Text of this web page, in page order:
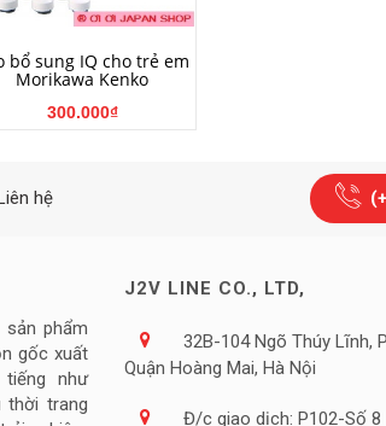
MUA HÀNG
bổ sung IQ cho trẻ em
Morikawa Kenko
300.000₫
hệ
phẩm
gốc xuất
như
thời trang
J2V LINE CO., LTD,
32B-104 Ngõ Thúy Lĩnh,
Quận Hoàng Mai, Hà Nội
Đ/c giao dịch: P102-Số 8